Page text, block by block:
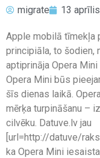
migrate 13
Apple mobilā tīmekļa
principiāla, to šodien,
aptiprināja Opera
Opera Mini būs
šīs dienas laikā.
mērķa turpināšanu –
cilvēku. Datuve.lv jau
[url=http://datuve/
ka Opera Mini